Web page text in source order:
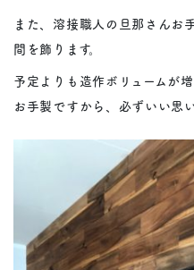
また、溶接職人の旦那さんお
間を飾ります。
予定よりも造作ボリュームが
お手製ですから、必ずいい思